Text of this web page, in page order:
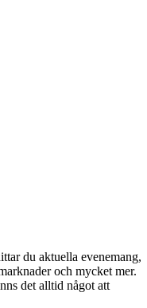
du aktuella evenemang,
och mycket mer.
det alltid något att